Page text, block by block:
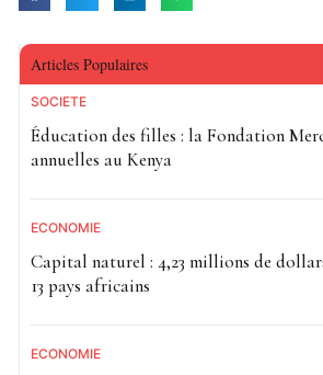
Articles Populaires
SOCIETE
Éducation des filles : la Fondation
annuelles au Kenya
ECONOMIE
Capital naturel : 4,23 millions de
13 pays africains
ECONOMIE